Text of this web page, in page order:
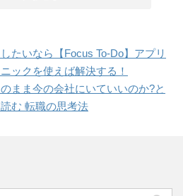
たいなら【Focus To-Do】アプリ
ックを使えば解決する！
のまま今の会社にいていいのか?と
む 転職の思考法